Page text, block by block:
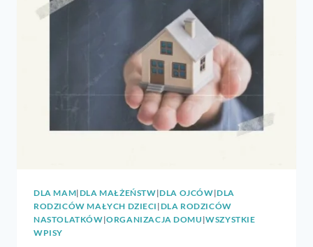
DLA MAM|DLA MAŁŻEŃSTW|DLA OJCÓW|DLA
RODZICÓW MAŁYCH DZIECI |DLA RODZICÓW
NASTOLATKÓW|ORGANIZACJA DOMU |WSZYSTKIE
WPISY